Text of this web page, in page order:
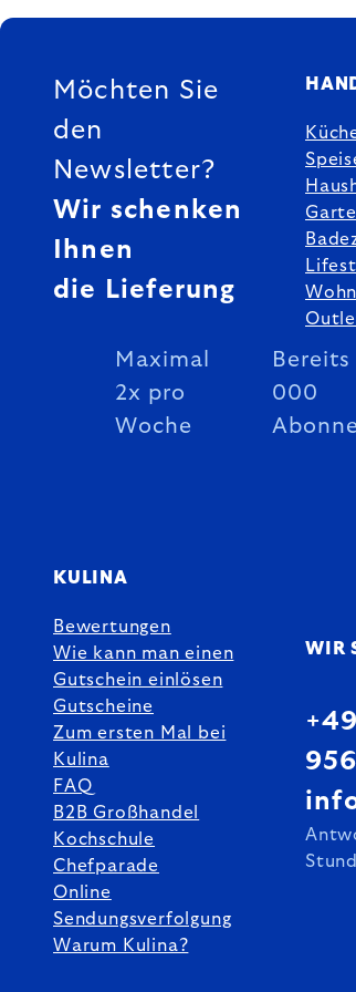
FUSSZEILE
Möchten Sie
den
Newsletter?
Wir schenken
Ihnen
die Lieferung
Maximal
2x pro
Woche
Bereits
000
KULINA
Bewertungen
Wie kann man einen
Gutschein einlösen
Gutscheine
Zum ersten Mal bei
Kulina
FAQ
B2B Großhandel
Kochschule
Chefparade
Online
Sendungsverfolgung
Warum Kulina?
WIR